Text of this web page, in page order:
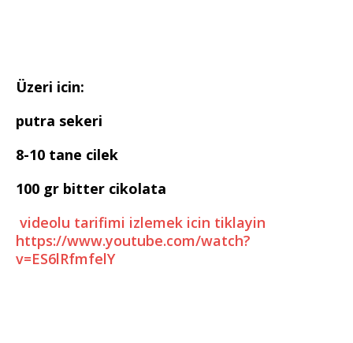
Üzeri icin:
putra sekeri
8-10 tane cilek
100 gr bitter cikolata
videolu tarifimi izlemek icin tiklayin
https://www.youtube.com/watch?
v=ES6lRfmfelY